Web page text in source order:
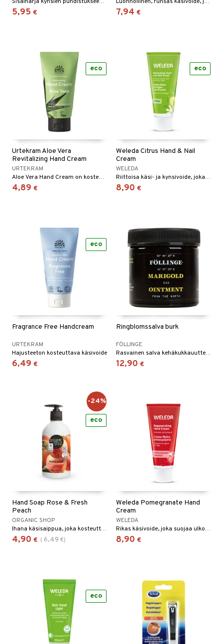
5,95 € 7,94 €
Urtekram Aloe Vera
Revitalizing Hand Cream
URTEKRAM
Aloe Vera Hand Cream on kosteuttava ja ihoa uudistava käsivoide.
4,89 €
eco
Weleda Citrus Hand & Nail
Cream
WELEDA
Riittoisa käsi- ja kynsivoide, joka tekee ihosta pehmeän ja samettisen sileän.
8,90 €
eco
Fragrance Free Handcream
URTEKRAM
Hajusteeton kosteuttava käsivoide
6,49 €
eco
Ringblomssalva burk
FÖLLINGE
Rasvainen salva kehäkukkauutteella joka sopii erinomaisesti kuiville, karheille käsille ja jaloille.
12,90 €
Hand Soap Rose & Fresh
Peach
ORGANIC SHOP
Ihana käsisaippua, joka kosteuttaa käsiäsi ja tuoksuu ruusulta sekä persikalta.
4,90 € ( 6,49 €)
-24%
eco
Weleda Pomegranate Hand
Cream
WELEDA
Rikas käsivoide, joka suojaa ulkoisilta vaikutuksilta ja ehkäisee ikäläiskiä.
8,90 €
eco